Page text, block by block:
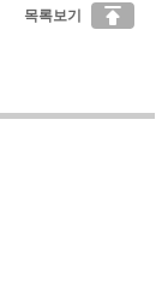
목록보기 